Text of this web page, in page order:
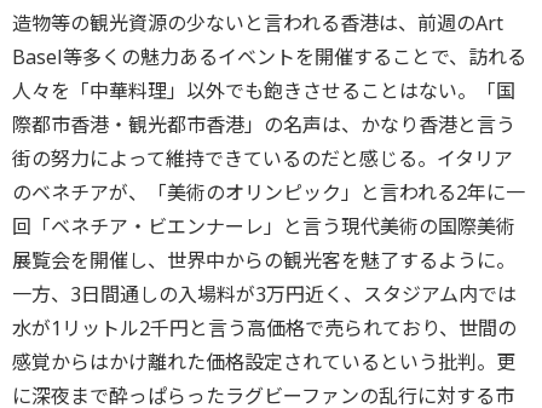
造物等の観光資源の少ないと言われる香港は、前週のArt
Basel等多くの魅力あるイベントを開催することで、訪れる
人々を「中華料理」以外でも飽きさせることはない。「国
際都市香港・観光都市香港」の名声は、かなり香港と言う
街の努力によって維持できているのだと感じる。イタリア
のベネチアが、「美術のオリンピック」と言われる2年に一
回「ベネチア・ビエンナーレ」と言う現代美術の国際美術
展覧会を開催し、世界中からの観光客を魅了するように。
一方、3日間通しの入場料が3万円近く、スタジアム内では
水が1リットル2千円と言う高価格で売られており、世間の
感覚からはかけ離れた価格設定されているという批判。更
に深夜まで酔っぱらったラグビーファンの乱行に対する市